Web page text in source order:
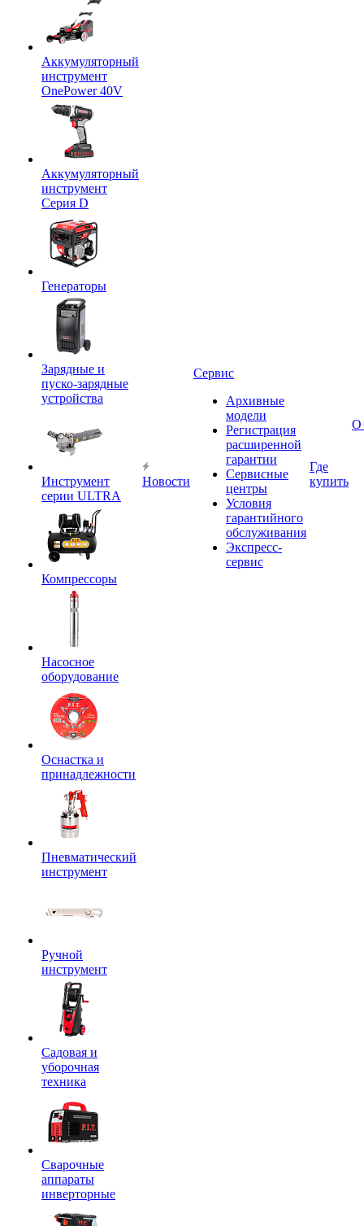
Аккумуляторный
инструмент
OnePower 40V
Аккумуляторный
инструмент
Серия D
Генераторы
Зарядные и
пуско-зарядные
устройства
Инструмент
серии ULTRA
Компрессоры
Насосное
оборудование
Оснастка и
принадлежности
Пневматический
инструмент
Ручной
инструмент
Садовая и
уборочная
техника
Сварочные
аппараты
инверторные
Новости
Сервис
Архивные
модели
Регистрация
расширенной
гарантии
Сервисные
центры
Условия
гарантийного
обслуживания
Экспресс-
сервис
Где
купить
О